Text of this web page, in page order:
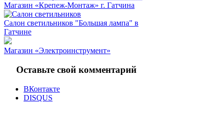
Магазин «Крепеж-Монтаж» г. Гатчина
Салон светильников "Большая лампа" в
Гатчине
Магазин «Электроинструмент»
Оставьте свой комментарий
ВКонтакте
DISQUS